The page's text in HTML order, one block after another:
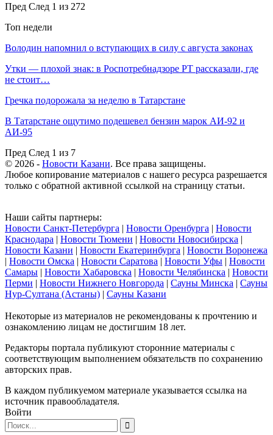
Пред След 1 из 272
Топ недели
Володин напомнил о вступающих в силу с августа законах
Утки — плохой знак: в Роспотребнадзоре РТ рассказали, где
не стоит…
Гречка подорожала за неделю в Татарстане
В Татарстане ощутимо подешевел бензин марок АИ-92 и
АИ-95
Пред След 1 из 7
© 2026 - Новости Казани. Все права защищены.
Любое копирование материалов с нашего ресурса разрешается
только с обратной активной ссылкой на страницу статьи.
Наши сайты партнеры:
Новости Санкт-Петербурга | Новости Оренбурга | Новости
Краснодара | Новости Тюмени | Новости Новосибирска |
Новости Казани | Новости Екатеринбурга | Новости Воронежа
| Новости Омска | Новости Саратова | Новости Уфы | Новости
Самары | Новости Хабаровска | Новости Челябинска | Новости
Перми | Новости Нижнего Новгорода | Сауны Минска | Сауны
Нур-Султана (Астаны) | Сауны Казани
Некоторые из материалов не рекомендованы к прочтению и
ознакомлению лицам не достигшим 18 лет.
Редакторы портала публикуют сторонние материалы с
соответствующим выполнением обязательств по сохранению
авторских прав.
В каждом публикуемом материале указывается ссылка на
источник правообладателя.
Войти